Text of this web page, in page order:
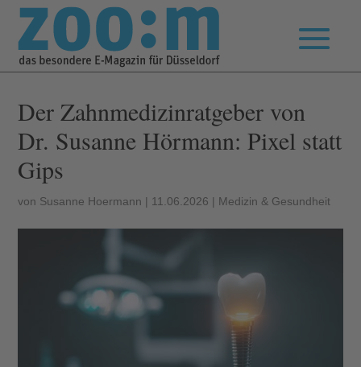
Der Zahnmedizinratgeber von
Dr. Susanne Hörmann: Pixel statt
Gips
von Susanne Hoermann | 11.06.2026 | Medizin & Gesundheit